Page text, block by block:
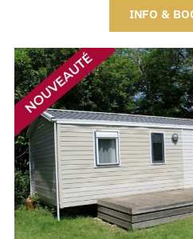
INFO &